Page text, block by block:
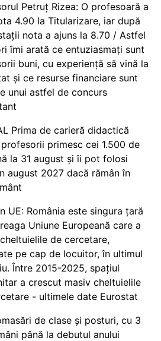
Petruț Rizea: O profesoară a
4.90 la Titularizare, iar după
nota a ajuns la 8.70 / Astfel
îmi arată ce entuziasmați sunt
buni, cu experiență să vină la
și ce resurse financiare sunt
unui astfel de concurs
Prima de carieră didactică
primesc cei 1.500 de
la 31 august și îi pot folosi
august 2027 dacă rămân în
UE: România este singura țară
Uniune Europeană care a
de cercetare,
pe cap de locuitor, în ultimul
Între 2015-2025, spațiul
a crescut masiv cheltuielile
- ultimele date Eurostat
de clase și posturi, cu 3
până la debutul anului